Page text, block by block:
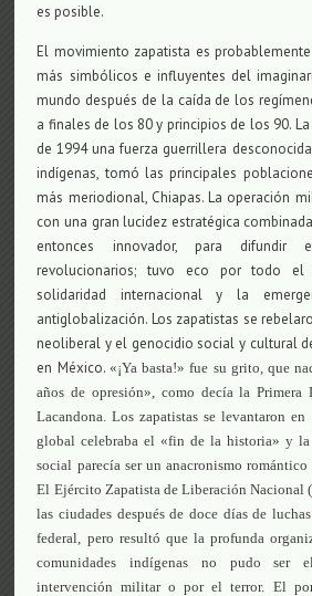
es posible.
El movimiento zapatista es
más simbólicos e influyentes del
mundo después de la caída de los
a finales de los 80 y principios de los 90.
de 1994 una fuerza guerrillera
indígenas, tomó las principales
más meriodional, Chiapas. La operación
con una gran lucidez estratégica
entonces innovador, para
revolucionarios; tuvo eco por todo el
solidaridad internacional y la
antiglobalización. Los zapatistas se
neoliberal y el genocidio social y cultural
en México. «¡Ya basta!» fue su grito, que
años de opresión», como decía la Primera
Lacandona. Los zapatistas se levantaron
global celebraba el «fin de la historia» y
social parecía ser un anacronismo romántico
El Ejército Zapatista de Liberación Nacional
las ciudades después de doce días de
federal, pero resultó que la profunda
comunidades indígenas no pudo ser
intervención militar o por el terror. El